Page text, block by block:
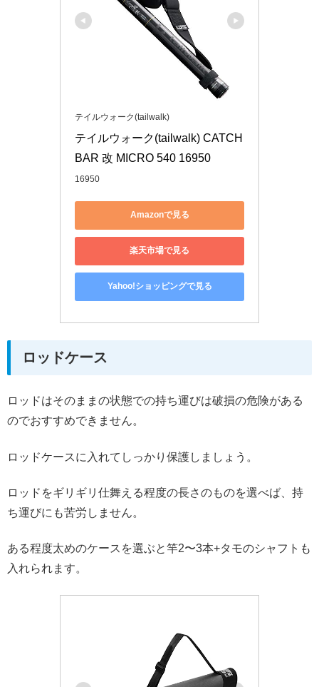
テイルウォーク(tailwalk)
テイルウォーク(tailwalk) CATCH
BAR 改 MICRO 540 16950
16950
Amazonで見る
楽天市場で見る
Yahoo!ショッピングで見る
ロッドケース
ロッドはそのままの状態での持ち運びは破損の危険がある
のでおすすめできません。
ロッドケースに入れてしっかり保護しましょう。
ロッドをギリギリ仕舞える程度の長さのものを選べば、持
ち運びにも苦労しません。
ある程度太めのケースを選ぶと竿2〜3本+タモのシャフトも
入れられます。